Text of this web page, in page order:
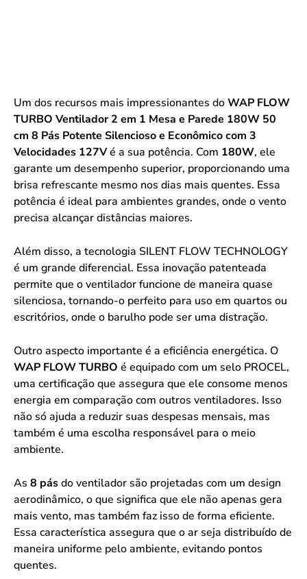
Um dos recursos mais impressionantes doWAP FLOW
TURBO Ventilador 2 em 1 Mesa e Parede 180W 50
cm 8 Pás Potente Silencioso e Econômico com 3
Velocidades 127Vé a sua potência. Com 180W, ele
garante um desempenho superior, proporcionando uma
brisa refrescante mesmo nos dias mais quentes. Essa
potência é ideal para ambientes grandes, onde o vento
precisa alcançar distâncias maiores.
Além disso, a tecnologia SILENT FLOW TECHNOLOGY
é um grande diferencial. Essa inovação patenteada
permite que o ventilador funcione de maneira quase
silenciosa, tornando-o perfeito para uso em quartos ou
escritórios, onde o barulho pode ser uma distração.
Outro aspecto importante é a eficiência energética. O
WAP FLOW TURBO é equipado com um selo PROCEL,
uma certificação que assegura que ele consome menos
energia em comparação com outros ventiladores. Isso
não só ajuda a reduzir suas despesas mensais, mas
também é uma escolha responsável para o meio
ambiente.
As 8 pásdo ventilador são projetadas com um design
aerodinâmico, o que significa que ele não apenas gera
mais vento, mas também faz isso de forma eficiente.
Essa característica assegura que o ar seja distribuído de
maneira uniforme pelo ambiente, evitando pontos
quentes.